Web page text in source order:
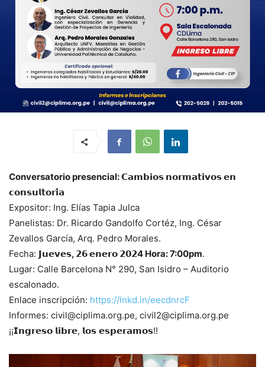
Conversatorio presencial: 𝗖𝗮𝗺𝗯𝗶𝗼𝘀 𝗻𝗼𝗿𝗺𝗮𝘁𝗶𝘃𝗼𝘀 𝗲𝗻
𝗰𝗼𝗻𝘀𝘂𝗹𝘁𝗼𝗿𝗶́𝗮
Expositor: Ing. Elías Tapia Julca
Panelistas: Dr. Ricardo Gandolfo Cortéz, Ing. César
Zevallos García, Arq. Pedro Morales.
Fecha: 𝗝𝘂𝗲𝘃𝗲𝘀, 𝟮𝟲 𝗲𝗻𝗲𝗿𝗼 𝟮𝟬𝟮4 Hora: 7:00pm.
Lugar: Calle Barcelona N° 290, San Isidro – Auditorio
escalonado.
Enlace inscripción: https://lnkd.in/eecdnrcF
Informes: civil@ciplima.org.pe, civil2@ciplima.org.pe
¡¡𝗜𝗻𝗴𝗿𝗲𝘀𝗼 𝗹𝗶𝗯𝗿𝗲, 𝗹𝗼𝘀 𝗲𝘀𝗽𝗲𝗿𝗮𝗺𝗼𝘀!!